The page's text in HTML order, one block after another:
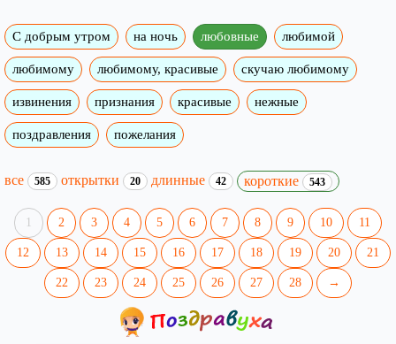
С добрым утром на ночь любовные любимой
любимому любимому, красивые скучаю любимому
извинения признания красивые нежные
поздравления пожелания
все 585 открытки 20 длинные 42 короткие 543
1 2 3 4 5 6 7 8 9 10 11
12 13 14 15 16 17 18 19 20 21
22 23 24 25 26 27 28 →